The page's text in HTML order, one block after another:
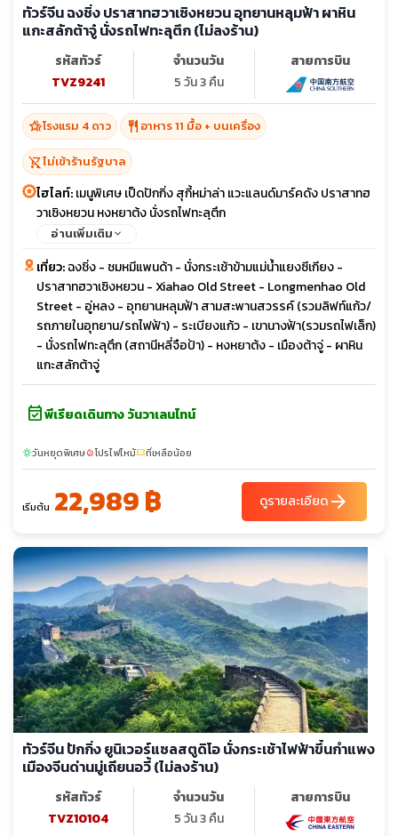
ทัวร์จีน ฉงชิ่ง ปราสาทฮวาเซิงหยวน อุทยานหลุมฟ้า ผาหิน
แกะสลักต้าจู๋ นั่งรถไฟทะลุตึก (ไม่ลงร้าน)
รหัสทัวร์
TVZ9241
จำนวนวัน
5 วัน 3 คืน
สายการบิน
hotel_classโรงแรม 4 ดาว restaurant อาหาร 11 มื้อ + บนเครื่อง
shopping_cart_offไม่เข้าร้านรัฐบาล
ไฮไลท์:เมนูพิเศษ เป็ดปักกิ่ง สุกี้หม่าล่า แวะแลนด์มาร์คดัง ปราสาทฮ
วาเซิงหยวน หงหยาต้ง นั่งรถไฟทะลุตึก
อ่านเพิ่มเติม
เที่ยว:ฉงชิ่ง - ชมหมีแพนด้า - นั่งกระเช้าข้ามแม่น้ำแยงซีเกียง -
ปราสาทฮวาเซิงหยวน - Xiahao Old Street - Longmenhao Old
Street - อู่หลง - อุทยานหลุมฟ้า สามสะพานสวรรค์ (รวมลิฟท์แก้ว/
รถภายในอุทยาน/รถไฟฟ้า) - ระเบียงแก้ว - เขานางฟ้า(รวมรถไฟเล็ก)
- นั่งรถไฟทะลุตึก (สถานีหลี่จือป้า) - หงหยาต้ง - เมืองต้าจู่ - ผาหิน
แกะสลักต้าจู่
event_availableพีเรียดเดินทาง วันวาเลนไทน์
sunnyวันหยุดพิเศษlocal_fire_departmentโปรไฟไหม้confirmation_numberที่เหลือน้อย
เริ่มต้น 22,989 ฿ ดูรายละเอียดarrow_forward
ทัวร์จีน ปักกิ่ง ยูนิเวอร์แซลสตูดิโอ นั่งกระเช้าไฟฟ้าขึ้นกำแพง
เมืองจีนด่านมู่เถียนอวี้ (ไม่ลงร้าน)
รหัสทัวร์
TVZ10104
จำนวนวัน
5 วัน 3 คืน
สายการบิน